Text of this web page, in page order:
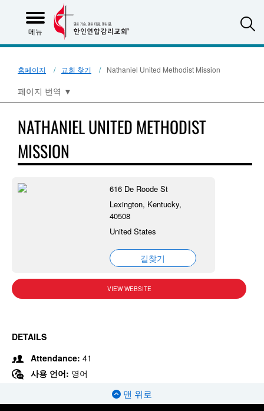
메뉴
홈페이지 교회 찾기 Nathaniel United Methodist Mission
페이지 번역 ▼
NATHANIEL UNITED METHODIST
MISSION
616 De Roode St
Lexington, Kentucky,
40508
United States
길찾기
VIEW WEBSITE
DETAILS
Attendance: 41
사용 언어: 영어
맨 위로